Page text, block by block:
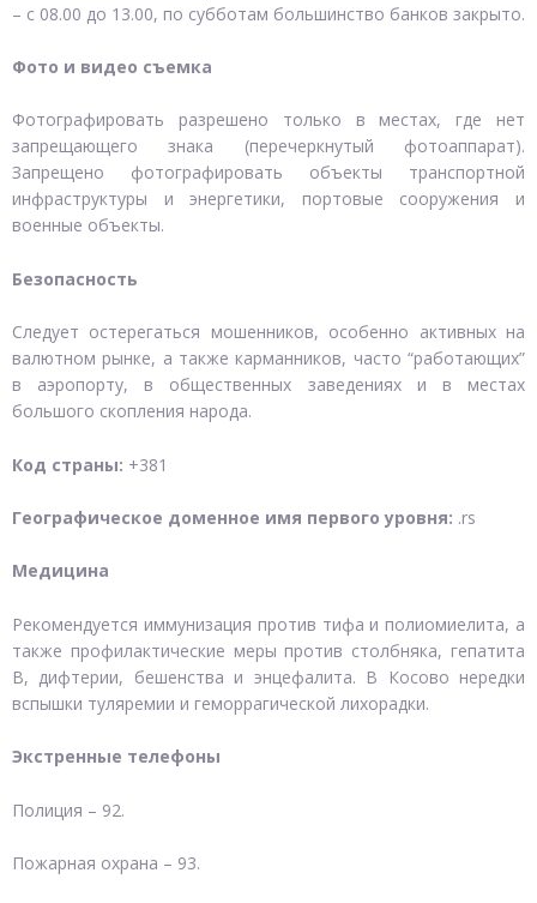
– с 08.00 до 13.00, по субботам большинство банков закрыто.
Фото и видео съемка
Фотографировать разрешено только в местах, где нет
запрещающего знака (перечеркнутый фотоаппарат).
Запрещено фотографировать объекты транспортной
инфраструктуры и энергетики, портовые сооружения и
военные объекты.
Безопасность
Следует остерегаться мошенников, особенно активных на
валютном рынке, а также карманников, часто “работающих”
в аэропорту, в общественных заведениях и в местах
большого скопления народа.
Код страны: +381
Географическое доменное имя первого уровня: .rs
Медицина
Рекомендуется иммунизация против тифа и полиомиелита, а
также профилактические меры против столбняка, гепатита
B, дифтерии, бешенства и энцефалита. В Косово нередки
вспышки туляремии и геморрагической лихорадки.
Экстренные телефоны
Полиция – 92.
Пожарная охрана – 93.